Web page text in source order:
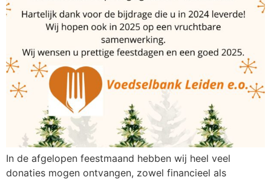
In de afgelopen feestmaand hebben wij heel veel
donaties mogen ontvangen, zowel financieel als